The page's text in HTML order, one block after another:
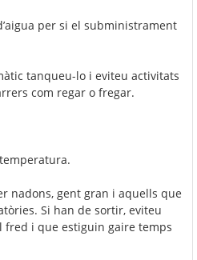
per si el subministrament
tanqueu-lo i eviteu activitats
com regar o fregar.
nadons, gent gran i aquells que
Si han de sortir, eviteu
fred i que estiguin gaire temps